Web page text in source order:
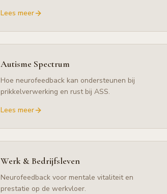
Lees meer
Autisme Spectrum
Hoe neurofeedback kan ondersteunen bij
prikkelverwerking en rust bij ASS.
Lees meer
Werk & Bedrijfsleven
Neurofeedback voor mentale vitaliteit en
prestatie op de werkvloer.